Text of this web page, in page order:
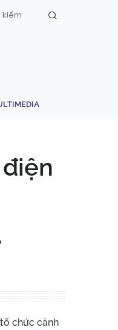
chức cảnh